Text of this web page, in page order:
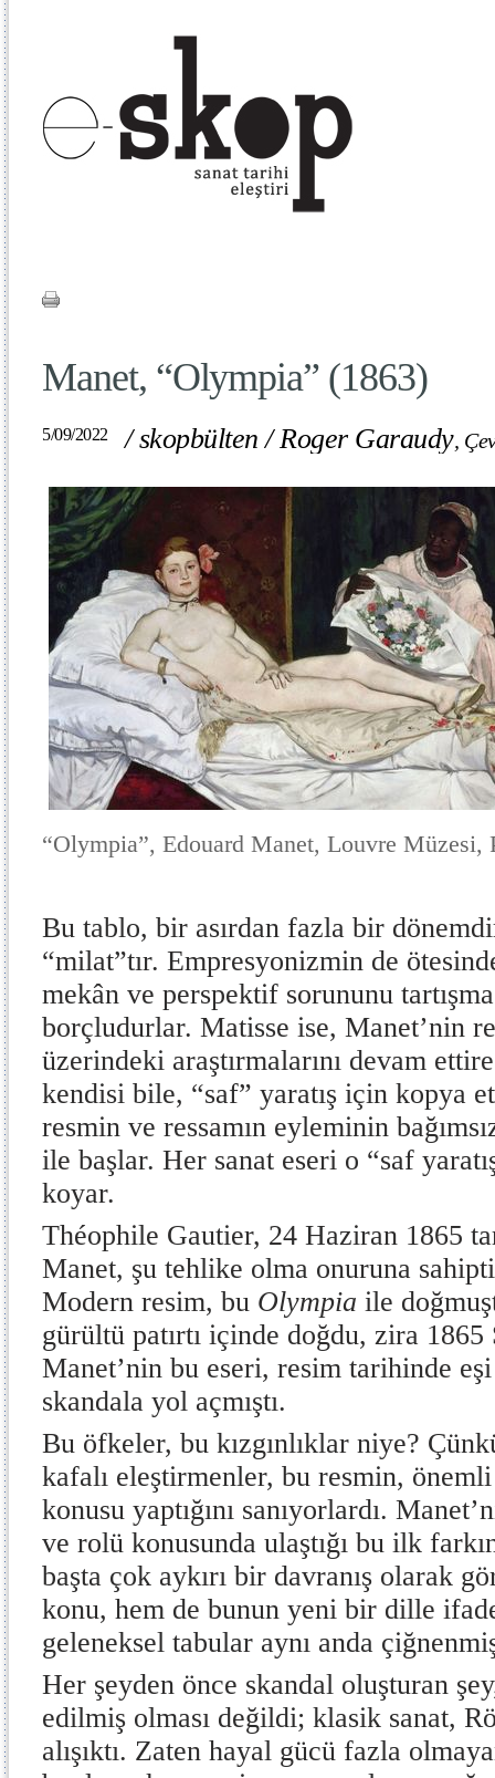
Manet, “Olympia” (1863)
5/09/2022 /skopbülten /Roger Garaudy,
“Olympia”, Edouard Manet, Louvre Müzesi,
Bu tablo, bir asırdan fazla bir
“milat”tır. Empresyonizmin de
mekân ve perspektif sorununu
borçludurlar. Matisse ise, Manet’nin
üzerindeki araştırmalarını devam
kendisi bile, “saf” yaratış için kopya
resmin ve ressamın eyleminin
ile başlar. Her sanat eseri o “saf
koyar.
Théophile Gautier, 24 Haziran 1865
Manet, şu tehlike olma onuruna
Modern resim, bu Olympia ile
gürültü patırtı içinde doğdu, zira 1865
Manet’nin bu eseri, resim tarihinde
skandala yol açmıştı.
Bu öfkeler, bu kızgınlıklar niye?
kafalı eleştirmenler, bu resmin,
konusu yaptığını sanıyorlardı.
ve rolü konusunda ulaştığı bu ilk
başta çok aykırı bir davranış olarak
konu, hem de bunun yeni bir dille
geleneksel tabular aynı anda
Her şeyden önce skandal oluşturan
edilmiş olması değildi; klasik sanat,
alışıktı. Zaten hayal gücü fazla